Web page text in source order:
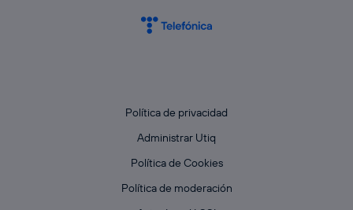
Política de privacidad
Administrar Utiq
Política de Cookies
Política de moderación